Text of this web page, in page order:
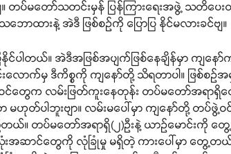
ျ။ တပ်မတော်သတင်းမှန် ပြန်ကြားရေးအဖွဲ့ သတိပ
ာထားနဲ့ အဲဒီ ဖြစ်စဉ်ကို ပြောပြ နိုင်မလားခင်ဗျ။
ြနိုင်ပါတယ်။ အဲဒီအဖြစ်အပျက်ဖြစ်နေချိန်မှာ က
းလောက်မှ ဒီကိစ္စကို ကျနော်တို့ သိရတာပါ။ ဖြ
င်တွေက လမ်းဖြတ်ကူးနေတုန်း တပ်မတော်အရာရှိတွ
ပါဘူးဗျာ။ လမ်းမပေါ်မှာ ကျနော်တို့ တပ်ဖွဲ့ဝင်
။ တပ်မတော်အရာရှိ(၂)ဦးနဲ့ ယာဉ်မောင်းကို
းအဆာင်တွေကို လုံခြုံမှု မရှိတဲ့ ကားပေါ်မှာ တွေ့တယ်